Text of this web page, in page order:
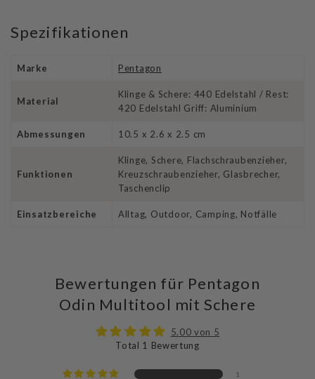
Spezifikationen
Marke Pentagon
Material
Klinge & Schere: 440 Edelstahl / Rest:
420 Edelstahl Griff: Aluminium
Abmessungen 10.5 x 2.6 x 2.5 cm
Funktionen
Klinge, Schere, Flachschraubenzieher,
Kreuzschraubenzieher, Glasbrecher,
Taschenclip
Einsatzbereiche Alltag, Outdoor, Camping, Notfälle
Bewertungen für Pentagon
Odin Multitool mit Schere
5.00 von 5
Total 1 Bewertung
1